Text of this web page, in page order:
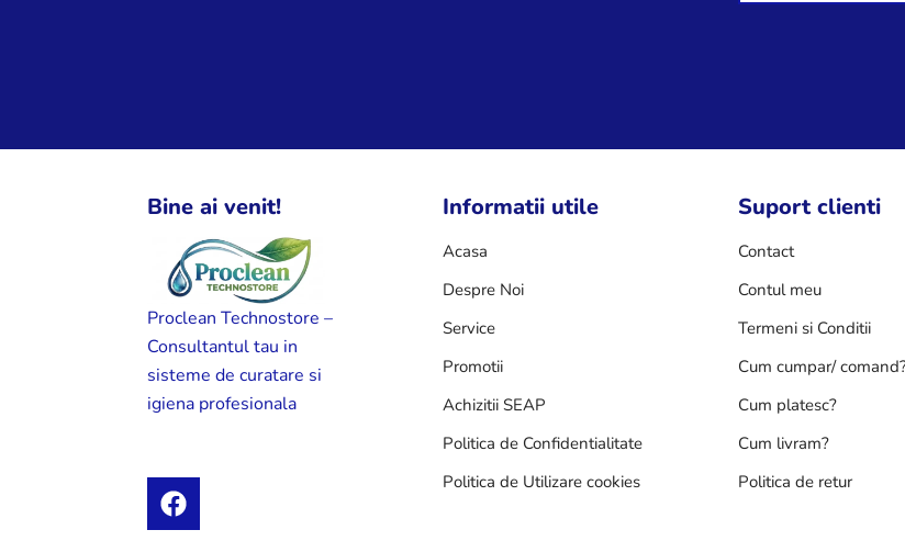
Bine ai venit!
Proclean Technostore –
Consultantul tau in
sisteme de curatare si
igiena profesionala
F
a
Informatii utile
Acasa
Despre Noi
Service
Promotii
Achizitii SEAP
Politica de Confidentialitate
Politica de Utilizare cookies
Suport clienti
Contact
Contul meu
Termeni si Conditii
Cum cumpar/
Cum platesc?
Cum livram?
Politica de retur